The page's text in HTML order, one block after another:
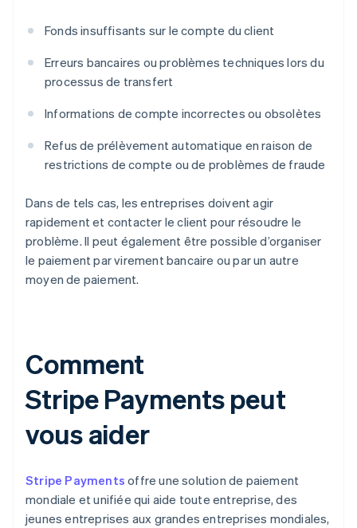
Fonds insuffisants sur le compte du client
Erreurs bancaires ou problèmes techniques lors du
processus de transfert
Informations de compte incorrectes ou obsolètes
Refus de prélèvement automatique en raison de
restrictions de compte ou de problèmes de fraude
Dans de tels cas, les entreprises doivent agir
rapidement et contacter le client pour résoudre le
problème. Il peut également être possible d’organiser
le paiement par virement bancaire ou par un autre
moyen de paiement.
Comment
Stripe Payments peut
vous aider
Stripe Payments offre une solution de paiement
mondiale et unifiée qui aide toute entreprise, des
jeunes entreprises aux grandes entreprises mondiales,